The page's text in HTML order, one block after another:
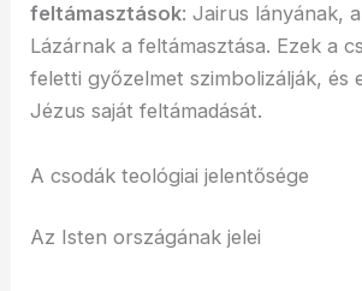
feltámasztások: Jairus lányának,
Lázárnak a feltámasztása. Ezek a
feletti győzelmet szimbolizálják, és
Jézus saját feltámadását.
A csodák teológiai jelentősége
Az Isten országának jelei